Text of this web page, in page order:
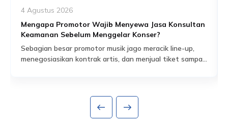
4 Agustus 2026
Mengapa Promotor Wajib Menyewa Jasa Konsultan
Keamanan Sebelum Menggelar Konser?
Sebagian besar promotor musik jago meracik line-up,
menegosiasikan kontrak artis, dan menjual tiket sampai
dan perencanaan keamanan yang menyertainya.